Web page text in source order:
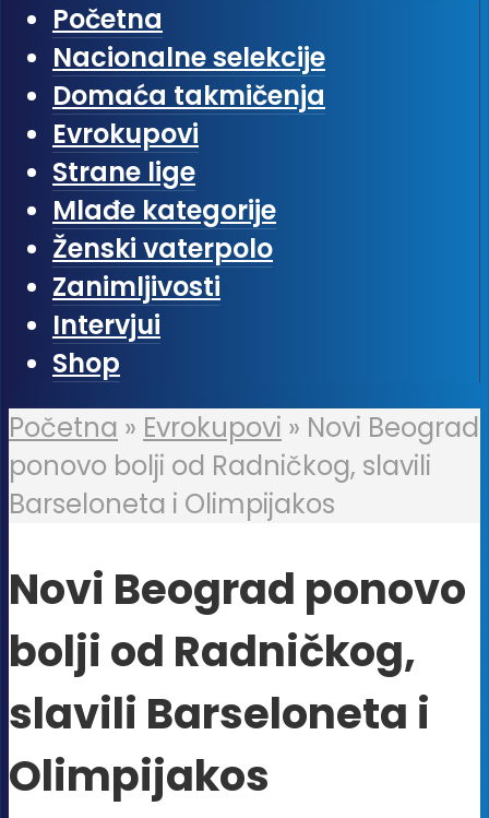
Početna
Nacionalne selekcije
Domaća takmičenja
Evrokupovi
Strane lige
Mlađe kategorije
Ženski vaterpolo
Zanimljivosti
Intervjui
Shop
Početna » Evrokupovi » Novi Beograd
ponovo bolji od Radničkog, slavili
Barseloneta i Olimpijakos
Novi Beograd ponovo
bolji od Radničkog,
slavili Barseloneta i
Olimpijakos